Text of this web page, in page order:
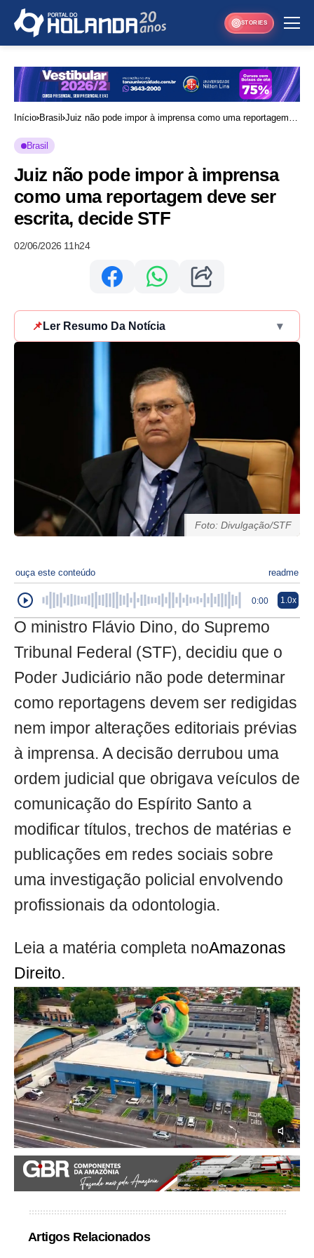
STORIES
Início Brasil Juiz não pode impor à imprensa como uma reportagem
Brasil
Juiz não pode impor à imprensa
como uma reportagem deve ser
escrita, decide STF
02/06/2026 11h24
📌 Ler Resumo Da Notícia ▾
Foto: Divulgação/STF
ouça este conteúdo readme
0:00 1.0x
O ministro Flávio Dino, do Supremo
Tribunal Federal (STF), decidiu que o
Poder Judiciário não pode determinar
como reportagens devem ser redigidas
nem impor alterações editoriais prévias
à imprensa. A decisão derrubou uma
ordem judicial que obrigava veículos de
comunicação do Espírito Santo a
modificar títulos, trechos de matérias e
publicações em redes sociais sobre
uma investigação policial envolvendo
profissionais da odontologia.
Leia a matéria completa noAmazonas
Direito.
Artigos Relacionados